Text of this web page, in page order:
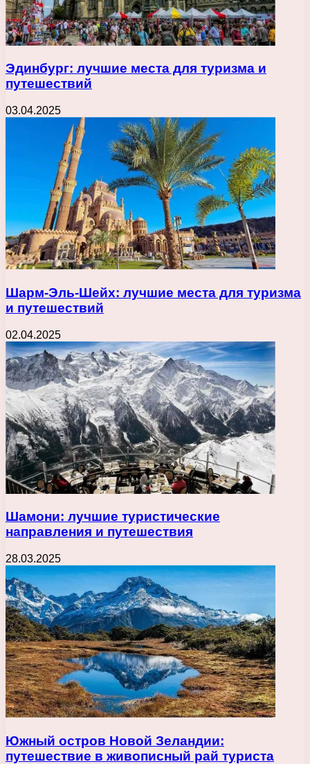
Эдинбург: лучшие места для туризма и
путешествий
03.04.2025
Шарм-Эль-Шейх: лучшие места для туризма
и путешествий
02.04.2025
Шамони: лучшие туристические
направления и путешествия
28.03.2025
Южный остров Новой Зеландии:
путешествие в живописный рай туриста